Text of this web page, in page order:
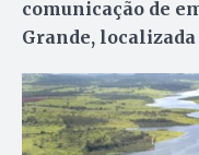
comunicação de
Grande,